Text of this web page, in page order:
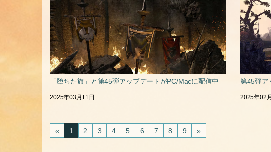
「堕ちた旗」と第45弾アップデートがPC/Macに配信中
2025年03月11日
第45弾ア
2025年02
« 1 2 3 4 5 6 7 8 9 »